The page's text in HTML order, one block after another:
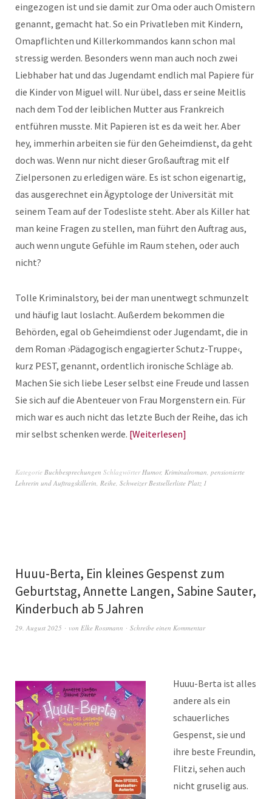
eingezogen ist und sie damit zur Oma oder auch Omistern
genannt, gemacht hat. So ein Privatleben mit Kindern,
Omapflichten und Killerkommandos kann schon mal
stressig werden. Besonders wenn man auch noch zwei
Liebhaber hat und das Jugendamt endlich mal Papiere für
die Kinder von Miguel will. Nur übel, dass er seine Meitlis
nach dem Tod der leiblichen Mutter aus Frankreich
entführen musste. Mit Papieren ist es da weit her. Aber
hey, immerhin arbeiten sie für den Geheimdienst, da geht
doch was. Wenn nur nicht dieser Großauftrag mit elf
Zielpersonen zu erledigen wäre. Es ist schon eigenartig,
das ausgerechnet ein Ägyptologe der Universität mit
seinem Team auf der Todesliste steht. Aber als Killer hat
man keine Fragen zu stellen, man führt den Auftrag aus,
auch wenn ungute Gefühle im Raum stehen, oder auch
nicht?
Tolle Kriminalstory, bei der man unentwegt schmunzelt
und häufig laut loslacht. Außerdem bekommen die
Behörden, egal ob Geheimdienst oder Jugendamt, die in
dem Roman ›Pädagogisch engagierter Schutz-Truppe‹,
kurz PEST, genannt, ordentlich ironische Schläge ab.
Machen Sie sich liebe Leser selbst eine Freude und lassen
Sie sich auf die Abenteuer von Frau Morgenstern ein. Für
mich war es auch nicht das letzte Buch der Reihe, das ich
mir selbst schenken werde. Weiterlesen
Kategorie Buchbesprechungen SchlagwörterHumor, Kriminalroman, pensionierte
Lehrerin und Auftragskillerin, Reihe, Schweizer Bestsellerliste Platz 1
Huuu-Berta, Ein kleines Gespenst zum
Geburtstag, Annette Langen, Sabine Sauter,
Kinderbuch ab 5 Jahren
29. August 2025 von Elke Rossmann Schreibe einen Kommentar
Huuu-Berta ist alles
andere als ein
schauerliches
Gespenst, sie und
ihre beste Freundin,
Flitzi, sehen auch
nicht gruselig aus.